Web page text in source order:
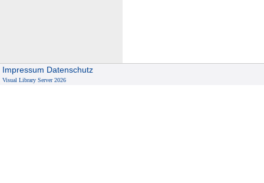
Impressum Datenschutz
Visual Library Server 2026